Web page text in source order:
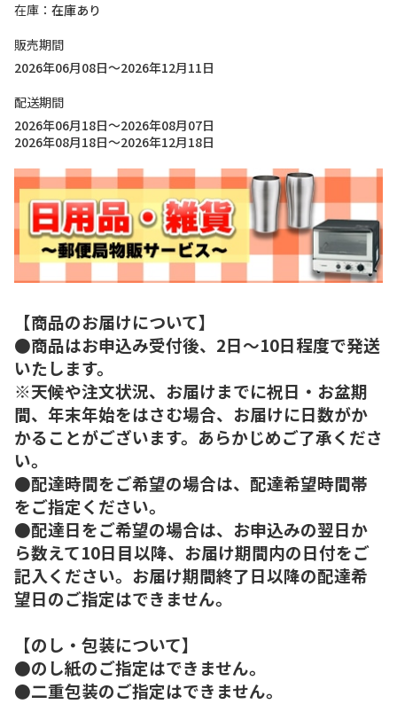
在庫
在庫あり
販売期間
2026年06月08日～2026年12月11日
配送期間
2026年06月18日～2026年08月07日
2026年08月18日～2026年12月18日
【商品のお届けについて】
●商品はお申込み受付後、2日～10日程度で発送
いたします。
※天候や注文状況、お届けまでに祝日・お盆期
間、年末年始をはさむ場合、お届けに日数がか
かることがございます。あらかじめご了承くださ
い。
●配達時間をご希望の場合は、配達希望時間帯
をご指定ください。
●配達日をご希望の場合は、お申込みの翌日か
ら数えて10日目以降、お届け期間内の日付をご
記入ください。お届け期間終了日以降の配達希
望日のご指定はできません。
【のし・包装について】
●のし紙のご指定はできません。
●二重包装のご指定はできません。